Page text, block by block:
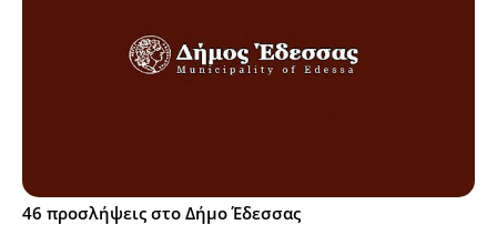
46 προσλήψεις στο Δήμο Έδεσσας